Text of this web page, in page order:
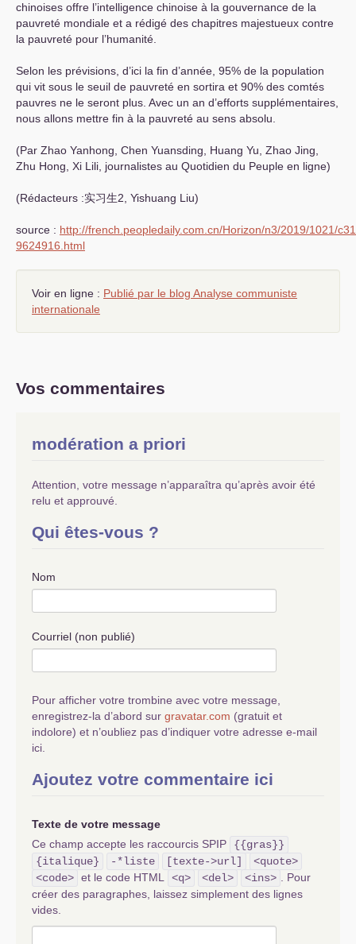
chinoises offre l’intelligence chinoise à la gouvernance de la
pauvreté mondiale et a rédigé des chapitres majestueux contre
la pauvreté pour l’humanité.
Selon les prévisions, d’ici la fin d’année, 95% de la population
qui vit sous le seuil de pauvreté en sortira et 90% des comtés
pauvres ne le seront plus. Avec un an d’efforts supplémentaires,
nous allons mettre fin à la pauvreté au sens absolu.
(Par Zhao Yanhong, Chen Yuansding, Huang Yu, Zhao Jing,
Zhu Hong, Xi Lili, journalistes au Quotidien du Peuple en ligne)
(Rédacteurs :实习生2, Yishuang Liu)
source : http://french.peopledaily.com.cn/Horizon/n3/2019/1021/
9624916.html
Voir en ligne : Publié par le blog Analyse communiste
internationale
Vos commentaires
modération a priori
Attention, votre message n’apparaîtra qu’après avoir été
relu et approuvé.
Qui êtes-vous ?
Nom
Courriel (non publié)
Pour afficher votre trombine avec votre message,
enregistrez-la d’abord sur gravatar.com (gratuit et
indolore) et n’oubliez pas d’indiquer votre adresse e-mail
ici.
Ajoutez votre commentaire ici
Texte de votre message
Ce champ accepte les raccourcis SPIP
{{gras}}
{italique}
-*liste [texte->url]
<quote>
<code> et le code HTML <q> <del> <ins>
. Pour
créer des paragraphes, laissez simplement des lignes
vides.